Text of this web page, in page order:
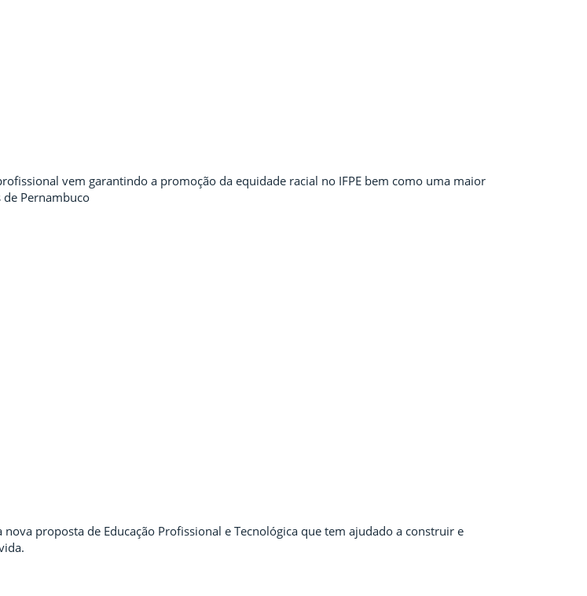
vem garantindo a promoção da equidade racial no IFPE bem como uma maior
Pernambuco
nova proposta de Educação Profissional e Tecnológica que tem ajudado a construir e